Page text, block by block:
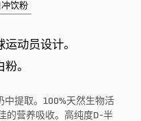
饮粉
动员设计。
。
中提取。100%天然生物活
的营养吸收。高纯度D-半